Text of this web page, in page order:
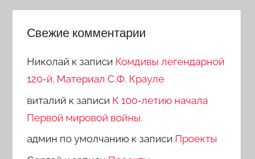
Свежие комментарии
Николай к записи Комдивы легендарной
120-й. Материал С.Ф. Крауле
виталий к записи К 100-летию начала
Первой мировой войны.
админ по умолчанию к записи Проекты